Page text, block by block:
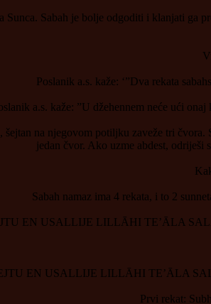
Sunca. Sabah je bolje odgoditi i klanjati ga
Poslanik a.s. kaže: ‘”Dva rekata
a.s. kaže: ”U džehennem neće ući
šejtan na njegovom potiljku zaveže tri
jedan čvor. Ako uzme abdest, odriješi
Sabah namaz ima 4 rekata, i to 2
EN USALLIJE LILLĀHI TE’ĀLA
EN USALLIJE LILLĀHI TE’ĀLA
Prvi rekat: